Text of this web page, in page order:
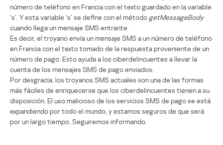
número de teléfono en Francia con el texto guardado en la variable
‘s’. Y esta variable ‘s’ se define con el método getMessageBody
cuando llega un mensaje SMS entrante.
Es decir, el troyano envía un mensaje SMS a un número de teléfono
en Francia con el texto tomado de la respuesta proveniente de un
número de pago. Esto ayuda a los ciberdelincuentes a llevar la
cuenta de los mensajes SMS de pago enviados.
Por desgracia, los troyanos SMS actuales son una de las formas
más fáciles de enriquecerse que los ciberdelincuentes tienen a su
disposición. El uso malicioso de los servicios SMS de pago se está
expandiendo por todo el mundo, y estamos seguros de que será
por un largo tiempo. Seguiremos informando.